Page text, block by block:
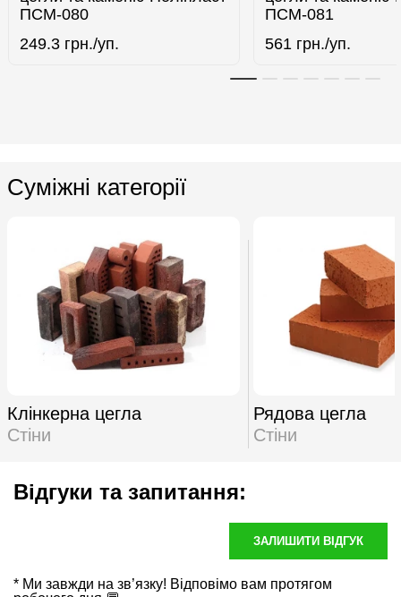
ПСМ-080
249.3 грн./уп.
ПСМ-081
561 грн./уп.
Суміжні категорії
Клінкерна цегла
Стіни
Рядова цегла
Стіни
Відгуки та запитання:
ЗАЛИШИТИ ВІДГУК
* Ми завжди на зв’язку! Відповімо вам протягом